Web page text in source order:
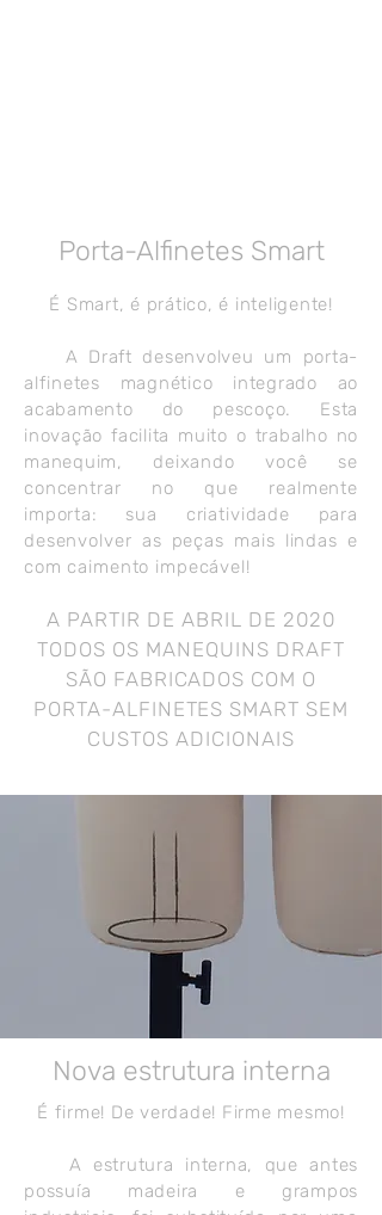
Porta-Alfinetes Smart
É Smart, é prático, é inteligente!
A Draft desenvolveu um porta-
alfinetes magnético integrado ao
acabamento do pescoço. Esta
inovação facilita muito o trabalho no
manequim, deixandovocê se
concentrar no que realmente
importa: sua criatividade para
desenvolver as peças mais lindas e
com caimento impecável!
A PARTIR DE ABRIL DE 2020
TODOS OS MANEQUINS DRAFT
SÃO FABRICADOS COM O
PORTA-ALFINETES SMART SEM
CUSTOS ADICIONAIS
Nova estrutura interna
É firme! De verdade! Firme mesmo!
A estrutura interna, que antes
possuía madeira e grampos